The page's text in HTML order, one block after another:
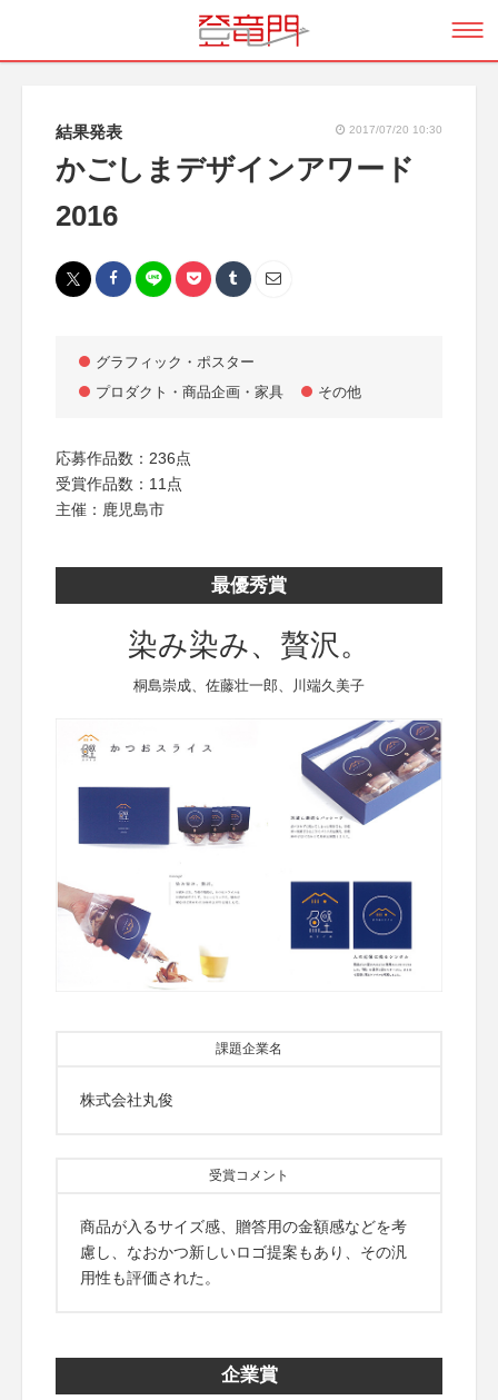
結果発表 2017/07/20 10:30
かごしまデザインアワード
2016
グラフィック・ポスター
プロダクト・商品企画・家具
その他
応募作品数：236点
受賞作品数：11点
主催：鹿児島市
最優秀賞
染み染み、贅沢。
桐島崇成、佐藤壮一郎、川端久美子
課題企業名
株式会社丸俊
受賞コメント
商品が入るサイズ感、贈答用の金額感などを考
慮し、なおかつ新しいロゴ提案もあり、その汎
用性も評価された。
企業賞